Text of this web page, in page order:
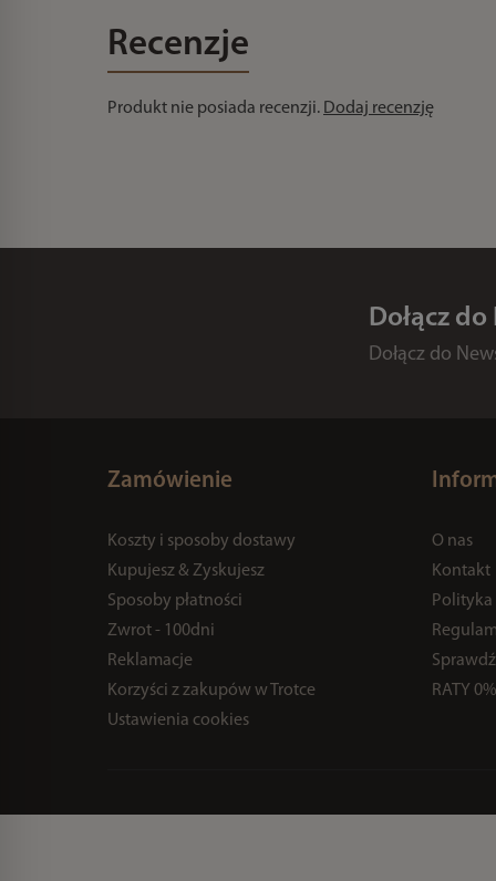
Recenzje
Produkt nie posiada recenzji. Dodaj recenzję
Dołącz
Dołącz do
Zamówienie
Koszty i sposoby dostawy
Kupujesz & Zyskujesz
Sposoby płatności
Zwrot - 100dni
Reklamacje
Korzyści z zakupów w Trotce
Ustawienia cookies
O nas
Kontakt
RATY